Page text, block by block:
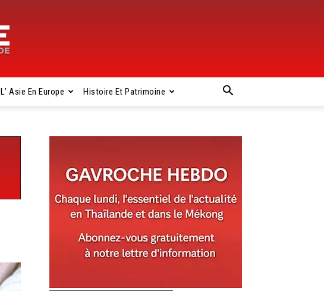
L’ Asie En Europe Histoire Et Patrimoine